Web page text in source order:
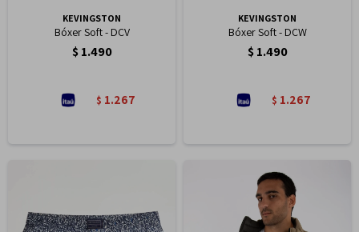
KEVINGSTON
Bóxer Soft - DCV
$ 1.490
$ 1.267
KEVINGSTON
Bóxer Soft - DCW
$ 1.490
$ 1.267